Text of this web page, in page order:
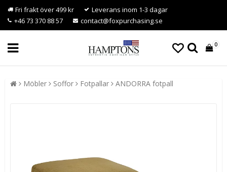
Fri frakt över 499 kr
Leverans inom 1-3 dagar
+46 73 370 88 57
contact@foxpurchasing.se
0
Möbler Soffor Fotpallar ANDORRA fotpall